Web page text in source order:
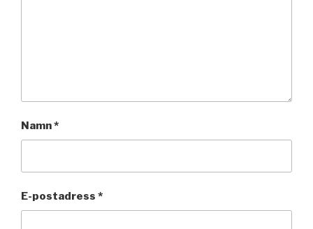
Namn*
E-postadress *